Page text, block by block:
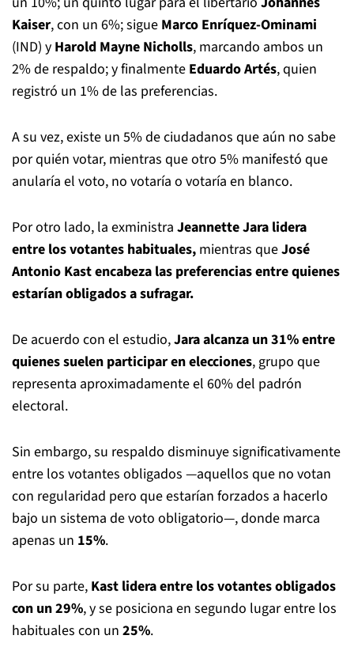
Kaiser, con un 6%; sigue Marco Enríquez-Ominami
(IND) y Harold Mayne Nicholls, marcando ambos un
2% de respaldo; y finalmente Eduardo Artés, quien
registró un 1% de las preferencias.
A su vez, existe un 5% de ciudadanos que aún no sabe
por quién votar, mientras que otro 5% manifestó que
anularía el voto, no votaría o votaría en blanco.
Por otro lado, la exministra Jeannette Jara lidera
entre los votantes habituales, mientras queJosé
Antonio Kast encabeza las preferencias entre quienes
estarían obligados a sufragar.
De acuerdo con el estudio,Jara alcanza un 31% entre
quienes suelen participar en elecciones, grupo que
representa aproximadamente el 60% del padrón
electoral.
Sin embargo, su respaldo disminuye significativamente
entre los votantes obligados —aquellos que no votan
con regularidad pero que estarían forzados a hacerlo
bajo un sistema de voto obligatorio—, donde marca
apenas un 15%.
Por su parte, Kast lidera entre los votantes obligados
con un 29%, y se posiciona en segundo lugar entre los
habituales con un 25%.